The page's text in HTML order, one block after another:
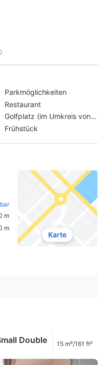
Parkmöglichkeiten
Restaurant
Golfplatz (im Umkreis von 3
km)
Frühstück
m
m
Karte
Double
15 m²/161 ft²